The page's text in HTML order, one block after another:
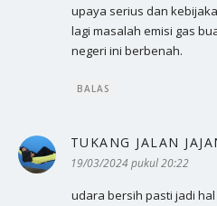
upaya serius dan
lagi masalah emisi gas
negeri ini berbenah.
BALAS
TUKANG JALAN
19/03/2024 pukul 20:22
udara bersih pasti jadi